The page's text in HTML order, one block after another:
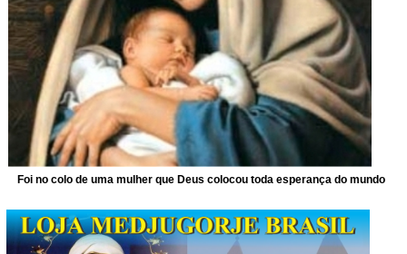
Foi no colo de uma mulher que Deus colocou toda esperança do mundo